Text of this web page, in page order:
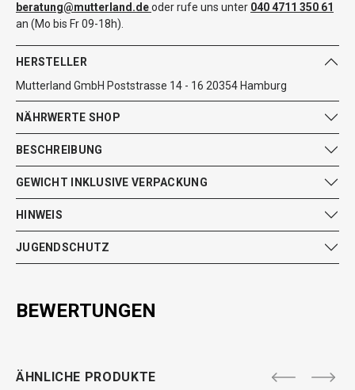
beratung@mutterland.deoder rufe uns unter 040 4711 350 61
an (Mo bis Fr 09-18h).
HERSTELLER
Mutterland GmbH Poststrasse 14 - 16 20354 Hamburg
NÄHRWERTE SHOP
BESCHREIBUNG
GEWICHT INKLUSIVE VERPACKUNG
HINWEIS
JUGENDSCHUTZ
BEWERTUNGEN
ÄHNLICHE PRODUKTE